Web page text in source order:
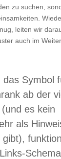
zu suchen,
lei­ten wir
auch im
das Sym­bol
ab der
es kein
als
gibt),